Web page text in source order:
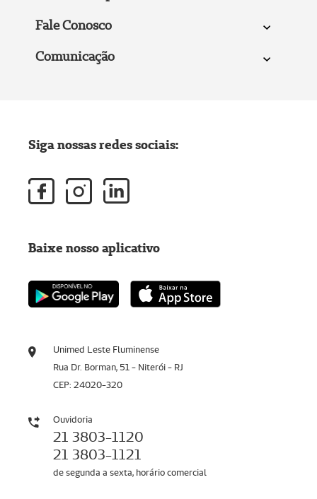
Fale Conosco
Comunicação
Unimed Leste Fluminense
Rua Dr. Borman, 51 - Niterói - RJ
CEP: 24020-320
Ouvidoria
21 3803-1120
21 3803-1121
de segunda a sexta, horário comercial
Siga nossas redes sociais:
Baixe nosso aplicativo